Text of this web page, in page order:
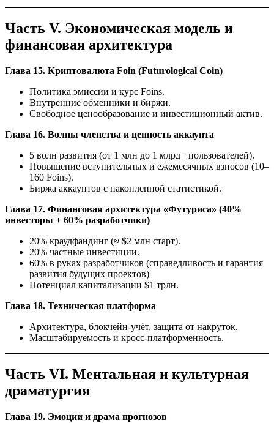
Часть V. Экономическая модель и
финансовая архитектура
Глава 15. Криптовалюта Foin (Futurological Coin)
Политика эмиссии и курс Foins.
Внутренние обменники и биржи.
Свободное ценообразование и инвестиционный актив.
Глава 16. Волны членства и ценность аккаунта
5 волн развития (от 1 млн до 1 млрд+ пользователей).
Повышение вступительных и ежемесячных взносов (10–
160 Foins).
Биржа аккаунтов с накопленной статистикой.
Глава 17. Финансовая архитектура «Футуриса» (40%
инвесторы + 60% разработчики)
20% краудфандинг (≈ $2 млн старт).
20% частные инвестиции.
60% в руках разработчиков (справедливость и гарантия
развития будущих проектов)
Потенциал капитализации $1 трлн.
Глава 18. Техническая платформа
Архитектура, блокчейн‑учёт, защита от накруток.
Масштабируемость и кросс‑платформенность.
Часть VI. Ментальная и культурная
драматургия
Глава 19. Эмоции и драма прогнозов